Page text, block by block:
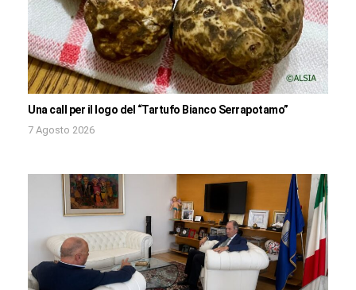
Una call per il logo del “Tartufo Bianco Serrapotamo”
7 Agosto 2026